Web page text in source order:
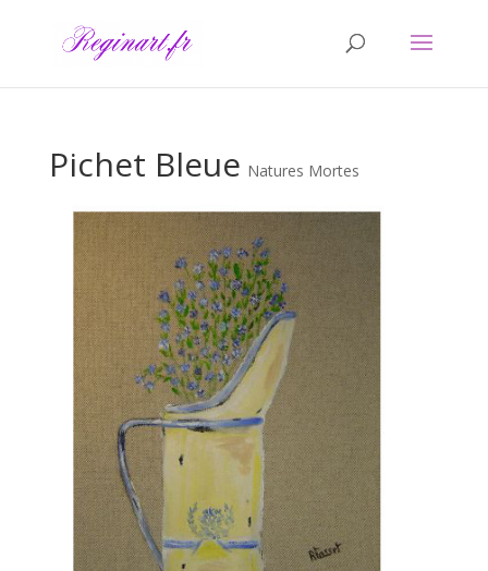
Pichet Bleue Natures Mortes